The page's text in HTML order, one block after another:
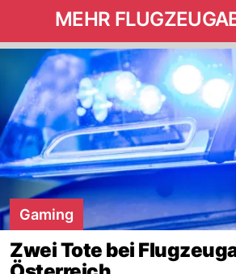
MEHR
Gaming
Zwei Tote bei